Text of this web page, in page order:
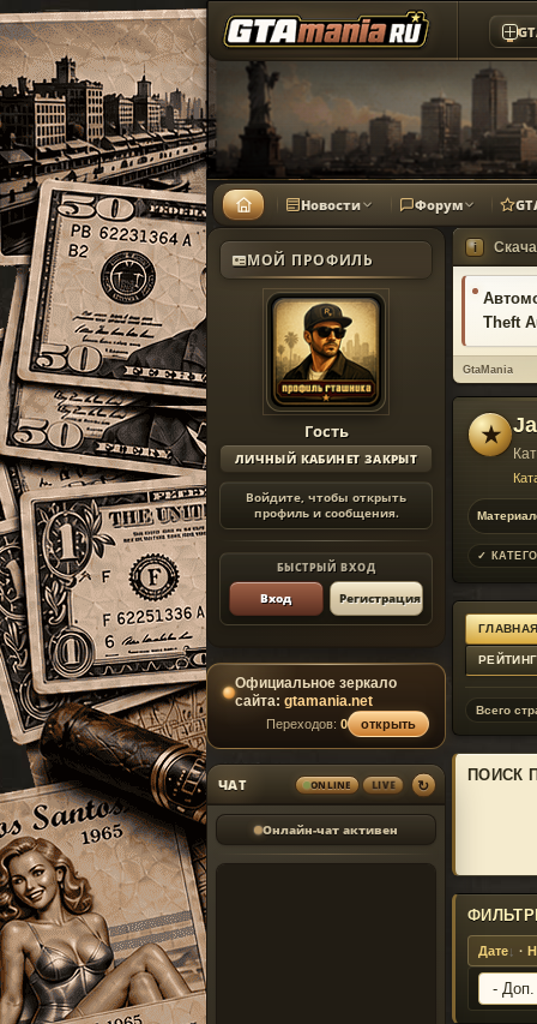
Новости Форум
МОЙ ПРОФИЛЬ
Гость
ЛИЧНЫЙ КАБИНЕТ ЗАКРЫТ
Войдите, чтобы открыть
профиль и сообщения.
БЫСТРЫЙ ВХОД
Вход Регистрация
Официальное зеркало
сайта: gtamania.net
Переходов: 0 открыть
ЧАТ ONLINE LIVE ↻
Онлайн-чат активен
i
Theft
GtaMania
★
✓
РЕЙТИНГ
Всего
ПОИСК
Дате ·